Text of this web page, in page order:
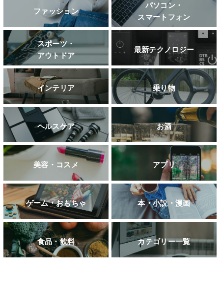
ファッション
パソコン・
スマートフォン
スポーツ・
アウトドア
最新テクノロジー
インテリア 乗り物
ヘルスケア お酒
美容・コスメ アプリ
ゲーム・おもちゃ 本・小説・漫画
食品・飲料 カテゴリー一覧